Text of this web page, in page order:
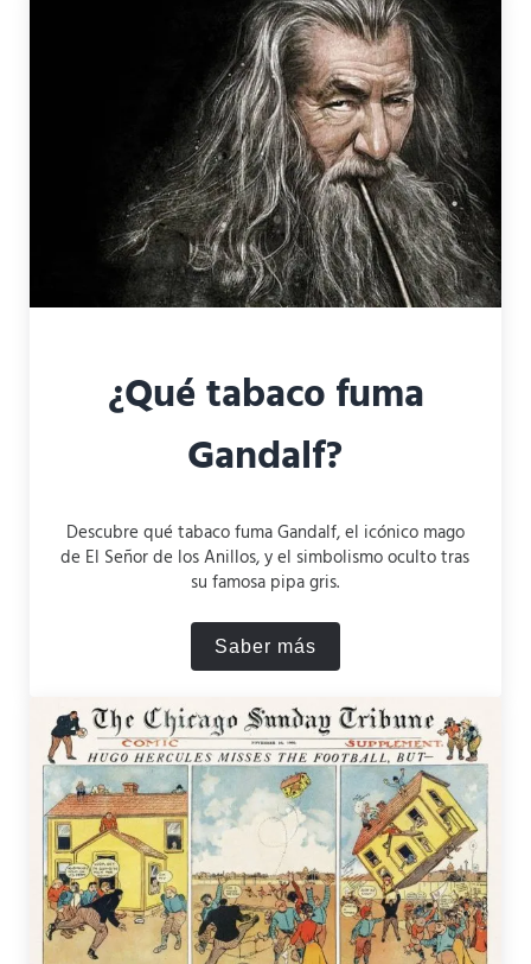
¿Qué tabaco fuma
Gandalf?
Descubre qué tabaco fuma Gandalf, el icónico mago
de El Señor de los Anillos, y el simbolismo oculto tras
su famosa pipa gris.
Saber más¿Qué tabaco fuma Gandalf?